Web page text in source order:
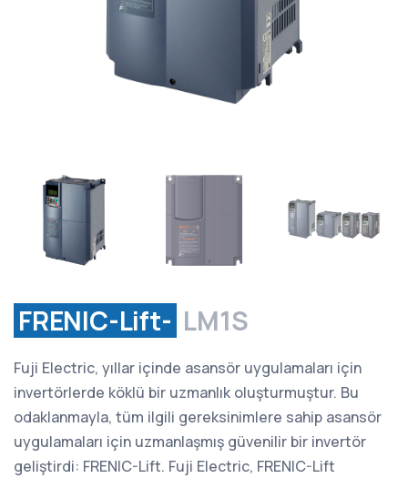
FRENIC-Lift- LM1S
Fuji Electric, yıllar içinde asansör uygulamaları için
invertörlerde köklü bir uzmanlık oluşturmuştur. Bu
odaklanmayla, tüm ilgili gereksinimlere sahip asansör
uygulamaları için uzmanlaşmış güvenilir bir invertör
geliştirdi: FRENIC-Lift. Fuji Electric, FRENIC-Lift